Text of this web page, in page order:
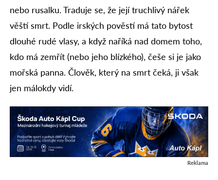
nebo rusalku. Traduje se, že její truchlivý nářek
věští smrt. Podle irských pověstí má tato bytost
dlouhé rudé vlasy, a když naříká nad domem toho,
kdo má zemřít (nebo jeho blízkého), češe si je jako
mořská panna. Člověk, který na smrt čeká, ji však
jen málokdy vidí.
Reklama